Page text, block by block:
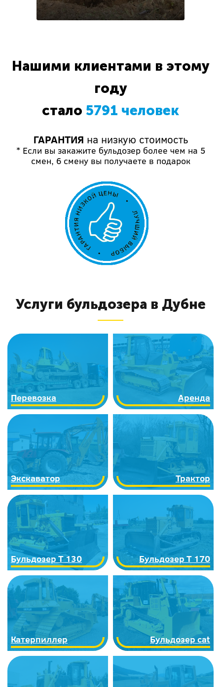
Нашими клиентами в этому
году
стало 5791 человек
ГАРАНТИЯ на низкую стоимость
* Если вы закажите бульдозер более чем на 5
смен, 6 смену вы получаете в подарок
Услуги бульдозера в Дубне
Перевозка Аренда
Экскаватор Трактор
Бульдозер Т 130 Бульдозер Т 170
Катерпиллер Бульдозер cat